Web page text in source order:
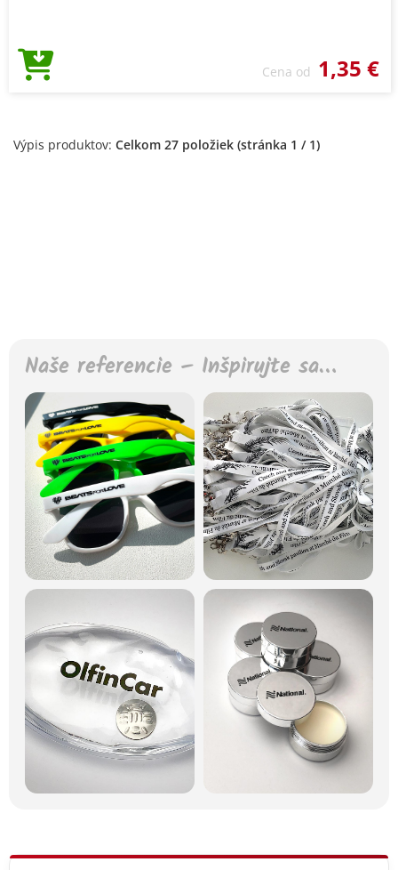
Cena od 1,35 €
Výpis produktov: Celkom 27 položiek (stránka 1 / 1)
Naše referencie – Inšpirujte sa…